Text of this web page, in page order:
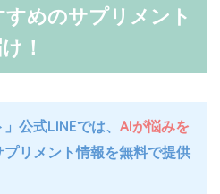
めのサプリメント
！
公式LINEでは、 AIが悩みを
リメント情報を無料で提供